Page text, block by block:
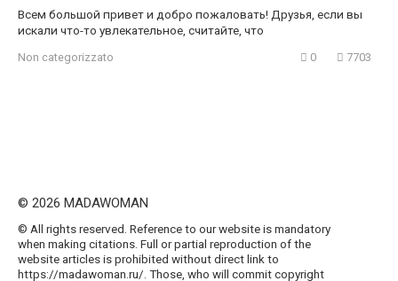
Всем большой привет и добро пожаловать! Друзья, если вы
искали что-то увлекательное, считайте, что
Non categorizzato 0 7703
© 2026 MADAWOMAN
© All rights reserved. Reference to our website is mandatory
when making citations. Full or partial reproduction of the
website articles is prohibited without direct link to
https://madawoman.ru/. Those, who will commit copyright